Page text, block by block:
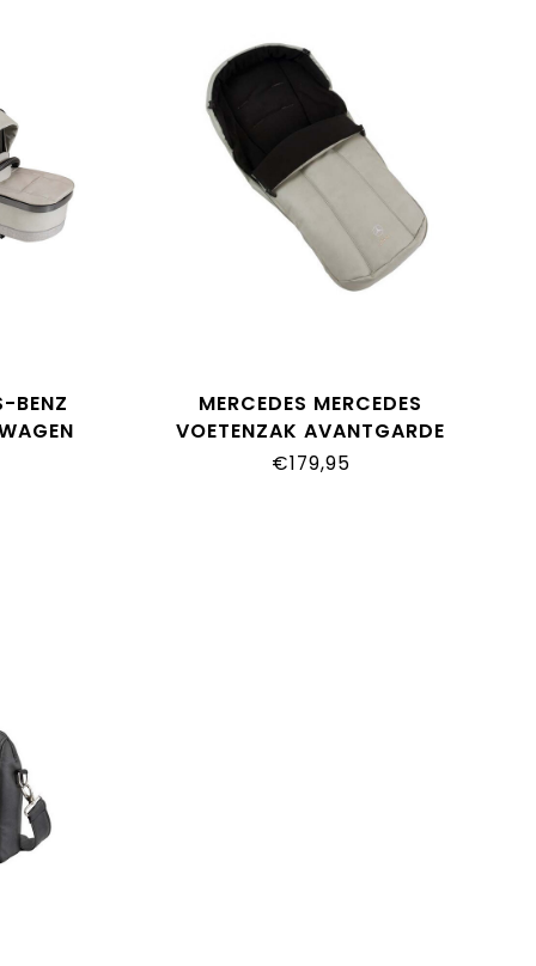
BENZ
MERCEDES MERCEDES
VOETENZAK AVANTGARDE
€179,95